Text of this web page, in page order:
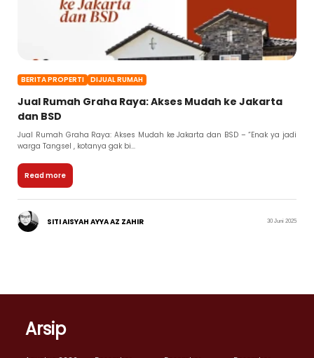
BERITA PROPERTI DIJUAL RUMAH
Jual Rumah Graha Raya: Akses Mudah ke Jakarta
dan BSD
Jual Rumah Graha Raya: Akses Mudah ke Jakarta dan BSD – “Enak ya jadi
warga Tangsel , kotanya gak bi...
Read more
SITI AISYAH AYYA AZ ZAHIR 30 Juni 2025
Arsip